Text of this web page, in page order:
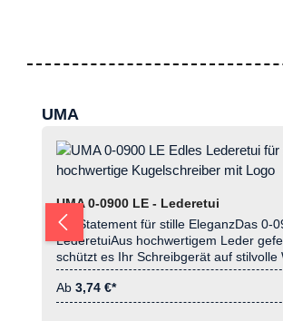
Produktgalerie überspringen
UMA
UMA 0-0900 LE - Lederetui
Ein Statement für stille EleganzDas
LederetuiAus hochwertigem Leder
schützt es Ihr Schreibgerät auf stilvolle
Ein Produkt für Marken, die vermitteln
wollen:Qualität spricht für sich selbst.
Ab 3,74 €*